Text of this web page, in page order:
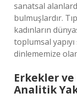
sanatsal
bulmuşlardır.
kadınların
toplumsal
dinlememize
Erkekler ve
Analitik